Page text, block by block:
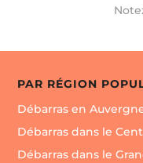
PAR RÉGION
Débarras en
Débarras dans le
Débarras dans le